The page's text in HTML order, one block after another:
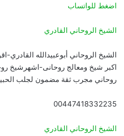
اضغط للواتساب
الشيخ الروحاني القادري
الشيخ الروحاني أبوعبيدالله
اكبر شيخ ومعالج روحانى-اشهرشيخ
روحاني مجرب ثقة مضمون لجلب
00447418332235
الشيخ الروحاني القادري